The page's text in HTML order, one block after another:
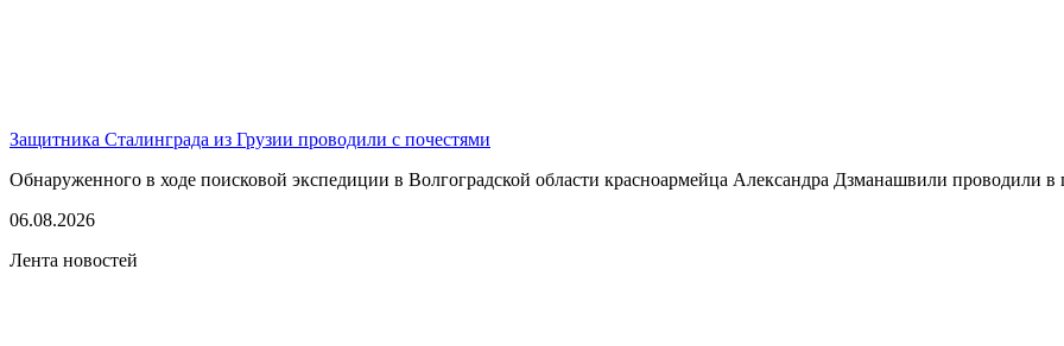
Защитника Сталинграда из Грузии проводили с почестями
Обнаруженного в ходе поисковой экспедиции в Волгоградской области красноармейца Александра Дзманашвили проводили в
06.08.2026
Лента новостей